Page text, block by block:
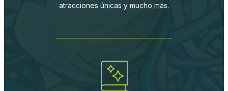
atracciones únicas y mucho más.